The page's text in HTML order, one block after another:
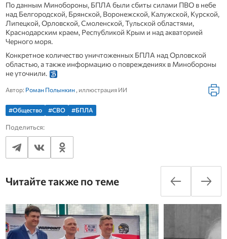
По данным Минобороны, БПЛА были сбиты силами ПВО в небе
над Белгородской, Брянской, Воронежской, Калужской, Курской,
Липецкой, Орловской, Смоленской, Тульской областями,
Краснодарским краем, Республикой Крым и над акваторией
Черного моря.
Конкретное количество уничтоженных БПЛА над Орловской
областью, а также информацию о повреждениях в Минобороны
не уточнили.
Автор: Роман Полынкин , иллюстрация ИИ
#Общество #СВО #БПЛА
Поделиться:
Читайте также по теме